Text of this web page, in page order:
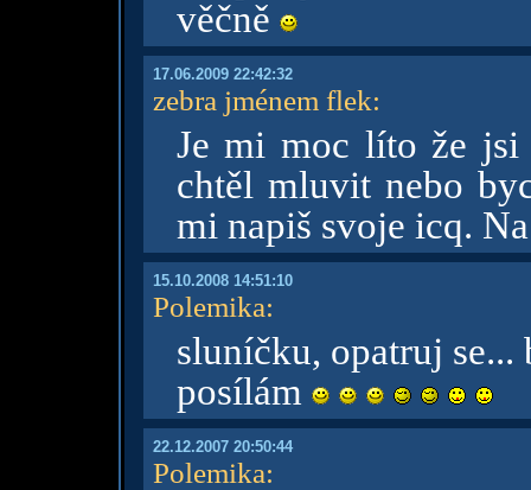
věčně
17.06.2009 22:42:32
zebra jménem flek:
Je mi moc líto že jsi
chtěl mluvit nebo
mi napiš svoje icq.
15.10.2008 14:51:10
Polemika:
sluníčku, opatruj se...
posílám
22.12.2007 20:50:44
Polemika: